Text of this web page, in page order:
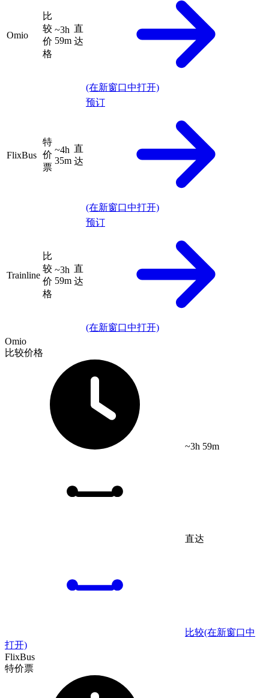
Omio
比
较
价
格
~3h
59m
直
达
(在新窗口中打开)
FlixBus
特
价
票
~4h
35m
直
达
预订
(在新窗口中打开)
Trainline
比
较
价
格
~3h
59m
直
达
预订
(在新窗口中打开)
Omio
比较价格
~3h 59m
直达
比较(在新窗口中
打开)
FlixBus
特价票